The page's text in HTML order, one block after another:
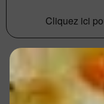
Cliquez ici